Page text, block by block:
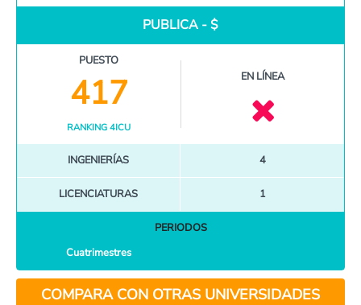
PUBLICA - $
PUESTO
417
RANKING 4ICU
EN LÍNEA
INGENIERÍAS 4
LICENCIATURAS 1
PERIODOS
Cuatrimestres
COMPARA CON OTRAS UNIVERSIDADES